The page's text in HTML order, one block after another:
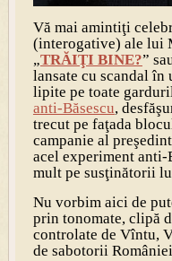
Vă mai amintiţi
(interogative) ale lui
„TRĂIŢI BINE?”
lansate cu scandal
lipite pe toate
anti-Băsescu,
trecut pe faţada
campanie al
acel experiment anti-
mult pe susţinătorii
Nu vorbim aici de
prin tonomate, clipă
controlate de Vîntu,
de sabotorii